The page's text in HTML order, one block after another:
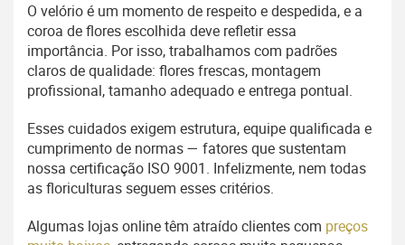
O velório é um momento de respeito e despedida, e a
coroa de flores escolhida deve refletir essa
importância. Por isso, trabalhamos com padrões
claros de qualidade: flores frescas, montagem
profissional, tamanho adequado e entrega pontual.
Esses cuidados exigem estrutura, equipe qualificada e
cumprimento de normas — fatores que sustentam
nossa certificação ISO 9001. Infelizmente, nem todas
as floriculturas seguem esses critérios.
Algumas lojas online têm atraído clientes com preços